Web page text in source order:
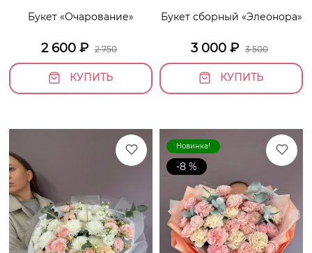
Букет «Очарование»
2 600 ₽ 2 750
КУПИТЬ
Букет сборный «Элеонора»
3 000 ₽ 3 500
КУПИТЬ
Новинка!
-8 %